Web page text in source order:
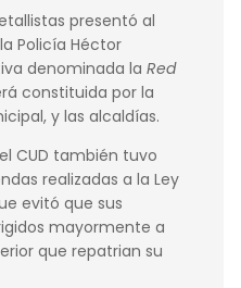
presentó al
Policía Héctor
denominada la Red
constituida por la
y las alcaldías.
CUD también tuvo
realizadas a la Ley
evitó que sus
mayormente a
que repatrian su